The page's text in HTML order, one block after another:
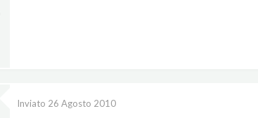
Inviato 26 Agosto 2010